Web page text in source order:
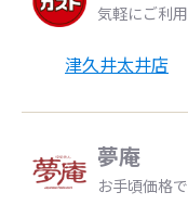
気軽にご利
津久井太井店
夢庵
お手頃価格